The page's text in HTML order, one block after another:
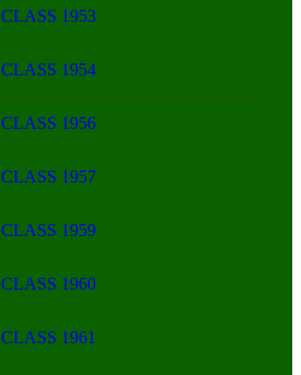
CLASS 1953
CLASS 1954
CLASS 1956
CLASS 1957
CLASS 1959
CLASS 1960
CLASS 1961